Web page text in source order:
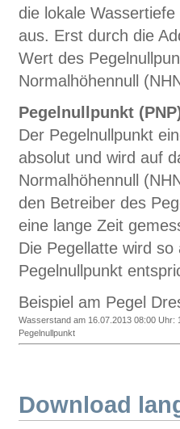
die lokale
aus. Erst durch die
Wert des
Normalhöhennull
Pegelnullpunkt
Der Pegelnullpunkt
absolut und wird auf
Normalhöhennull
den Betreiber des
eine lange Zeit
Die Pegellatte wird
Pegelnullpunkt
Beispiel am Pegel
Wasserstand am 16.07.2013 08:00 Uhr:
Pegelnullpunkt
Download